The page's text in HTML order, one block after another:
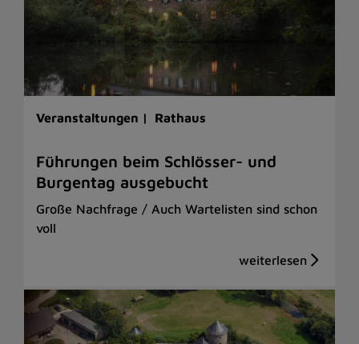
Veranstaltungen | Rathaus
Führungen beim Schlösser- und
Burgentag ausgebucht
Große Nachfrage / Auch Wartelisten sind schon
voll